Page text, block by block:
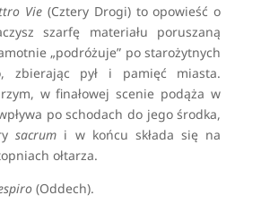
Vie (Cztery Drogi) to opowieść o
szarfę materiału poruszaną
„podróżuje” po starożytnych
zbierając pył i pamięć miasta.
w finałowej scenie podąża w
po schodach do jego środka,
sacrum i w końcu składa się na
ołtarza.
(Oddech).